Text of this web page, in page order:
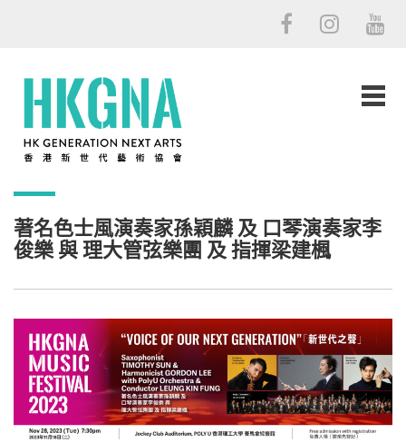
著名色士風演奏家孫穎麟 及 口琴演奏家李
俊樂 與 理大管弦樂團 及 指揮梁建楓